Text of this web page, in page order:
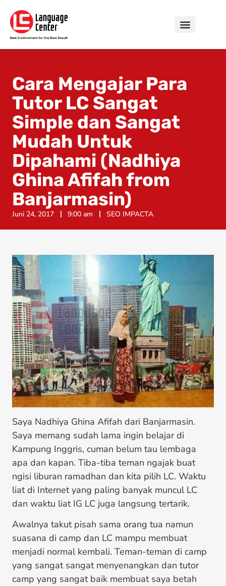
Cara Mengajar Para
Tutor LC Sangat
Simple dan Sangat
Mudah Untuk
Dipahami (Nadhiya
Ghina Afifah from
Banjarmasin)
Juni 24, 2017 9:00 am SEO IMPACTA
Saya Nadhiya Ghina Afifah dari Banjarmasin.
Saya memang sudah lama ingin belajar di
Kampung Inggris, cuman belum tau lembaga
apa dan kapan. Tiba-tiba teman ngajak buat
ngisi liburan ramadhan dan kita pilih LC. Waktu
liat di Internet yang paling banyak muncul LC
dan waktu liat IG LC juga langsung tertarik.
Awalnya takut pisah sama orang tua namun
suasana di camp dan LC mampu membuat
menjadi normal kembali. Teman-teman di camp
yang sangat sangat menyenangkan dan tutor
camp yang sangat baik membuat saya betah